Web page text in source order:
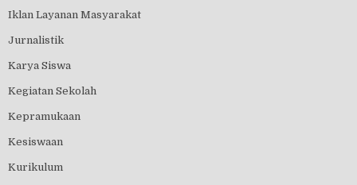
Iklan Layanan Masyarakat
Jurnalistik
Karya Siswa
Kegiatan Sekolah
Kepramukaan
Kesiswaan
Kurikulum